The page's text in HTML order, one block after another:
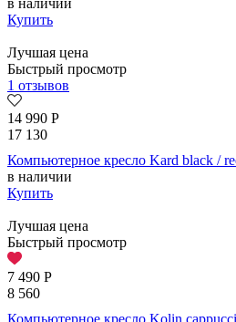
в наличии
Купить
Лучшая цена
Быстрый просмотр
1 отзывов
14 990 Р
17 130
Компьютерное кресло Kard black /
в наличии
Купить
Лучшая цена
Быстрый просмотр
7 490 Р
8 560